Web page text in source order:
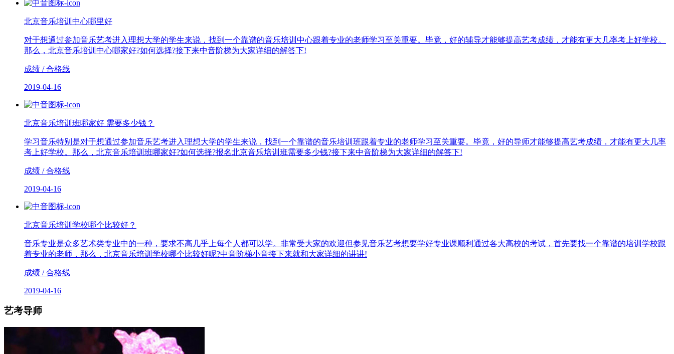
北京音乐培训中心哪里好
对于想通过参加音乐艺考进入理想大学的学生来说，找到一个靠谱的音乐培训中心跟着专业的老师学习至关重要。毕竟，好的辅导才能够提高艺考成绩，才能有更大几率考上好学校。
那么，北京音乐培训中心哪家好?如何选择?接下来中音阶梯为大家详细的解答下!
成绩 / 合格线
2019-04-16
北京音乐培训班哪家好 需要多少钱？
学习音乐特别是对于想通过参加音乐艺考进入理想大学的学生来说，找到一个靠谱的音乐培训班跟着专业的老师学习至关重要。毕竟，好的导师才能够提高艺考成绩，才能有更大几率
考上好学校。那么，北京音乐培训班哪家好?如何选择?报名北京音乐培训班需要多少钱?接下来中音阶梯为大家详细的解答下!
成绩 / 合格线
2019-04-16
北京音乐培训学校哪个比较好？
音乐专业是众多艺术类专业中的一种，要求不高几乎上每个人都可以学。非常受大家的欢迎但参见音乐艺考想要学好专业课顺利通过各大高校的考试，首先要找一个靠谱的培训学校跟
着专业的老师，那么，北京音乐培训学校哪个比较好呢?中音阶梯小音接下来就和大家详细的讲讲!
成绩 / 合格线
2019-04-16
艺考导师